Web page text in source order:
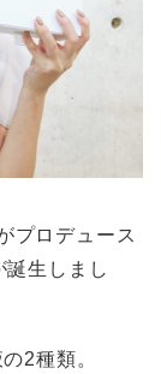
プロデュース
誕生しまし
2種類。